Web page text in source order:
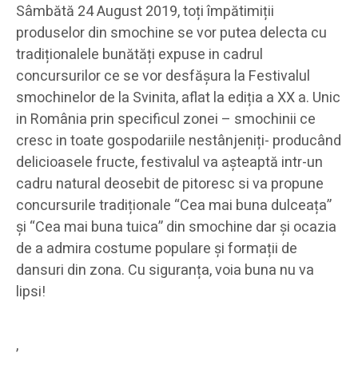
Sâmbătă 24 August 2019, toți împătimiții
produselor din smochine se vor putea delecta cu
tradiționalele bunătăți expuse in cadrul
concursurilor ce se vor desfășura la Festivalul
smochinelor de la Svinita, aflat la ediția a XX a. Unic
in România prin specificul zonei – smochinii ce
cresc in toate gospodariile nestânjeniți- producând
delicioasele fructe, festivalul va așteaptă intr-un
cadru natural deosebit de pitoresc si va propune
concursurile tradiționale “Cea mai buna dulceața”
și “Cea mai buna tuica” din smochine dar și ocazia
de a admira costume populare și formații de
dansuri din zona. Cu siguranța, voia buna nu va
lipsi!
,